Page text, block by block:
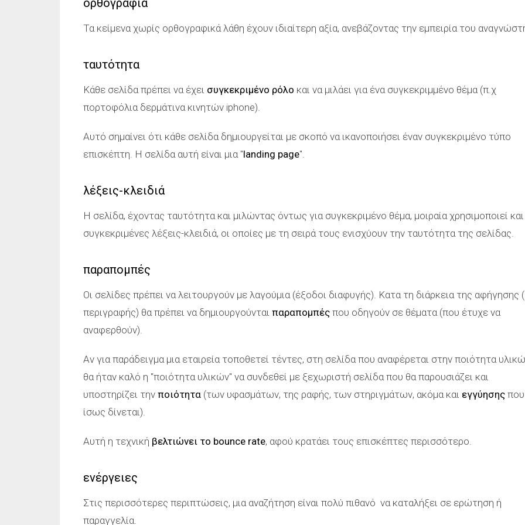
Τα κείμενα χωρίς ορθογραφικά λάθη έχουν ιδιαίτερη αξία, ανεβάζοντας την εμπειρία του
ταυτότητα
Κάθε σελίδα πρέπει να έχει συγκεκριμένο ρόλο και να μιλάει για ένα συγκεκριμμένο θέμα (π.χ
πορτοφόλια δερμάτινα κινητών iphone).
Αυτό σημαίνει ότι κάθε σελίδα δημιουργείται με σκοπό να ικανοποιήσει έναν συγκεκριμένο τύπο
επισκέπτη. Η σελίδα αυτή είναι μια "landing page".
λέξεις-κλειδιά
Η σελίδα, έχοντας ταυτότητα και μιλώντας όντως για συγκεκριμένο θέμα, μοιραία χρησιμοποιεί και
συγκεκριμένες λέξεις-κλειδιά, οι οποίες με τη σειρά τους ενισχύουν την ταυτότητα της σελίδας.
παραπομπές
Οι σελίδες πρέπει να λειτουργούν με λαγούμια (έξοδοι διαφυγής). Κατα τη διάρκεια της αφήγησης
περιγραφής) θα πρέπει να δημιουργούνται παραπομπές που οδηγούν σε θέματα (που έτυχε να
αναφερθούν).
Αν για παράδειγμα μια εταιρεία τοποθετεί τέντες, στη σελίδα που αναφέρεται στην ποιότητα
θα ήταν καλό η "ποιότητα υλικών" να συνδεθεί με ξεχωριστή σελίδα που θα παρουσιάζει και
υποστηρίζει την ποιότητα (των υφασμάτων, της ραφής, των στηριγμάτων, ακόμα και εγγύησης που
ίσως δίνεται).
Αυτή η τεχνική βελτιώνει το bounce rate, αφού κρατάει τους επισκέπτες περισσότερο.
ενέργειες
Στις περισσότερες περιπτώσεις, μια αναζήτηση είναι πολύ πιθανό να καταλήξει σε ερώτηση ή
παραγγελία.